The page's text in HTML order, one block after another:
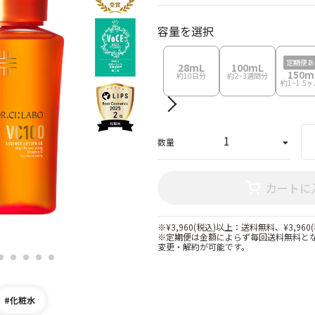
Next
3 4 5 6
#化粧水
容量を選択
28mL
約10日分
100mL
約2~3週間分
定期便
約1~1.5ヶ
数量
カートに
※¥3,960(税込)以上：送料無料、
※定期便は金額によらず毎回送料無料と
変更・解約が可能です。